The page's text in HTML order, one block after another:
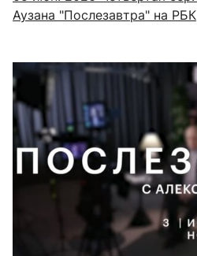
Аузана "Послезавтра" на РБК